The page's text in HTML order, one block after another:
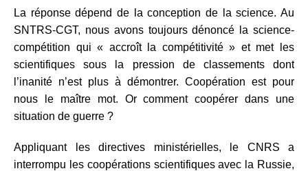
La réponse dépend de la conception de la science. Au
SNTRS-CGT, nous avons toujours dénoncé la science-
compétition qui « accroît la compétitivité » et met les
scientifiques sous la pression de classements dont
l’inanité n’est plus à démontrer. Coopération est pour
nous le maître mot. Or comment coopérer dans une
situation de guerre ?
Appliquant les directives ministérielles, le CNRS a
interrompu les coopérations scientifiques avec la Russie,